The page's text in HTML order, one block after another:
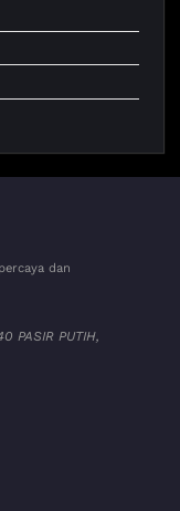
dan
PASIR PUTIH,